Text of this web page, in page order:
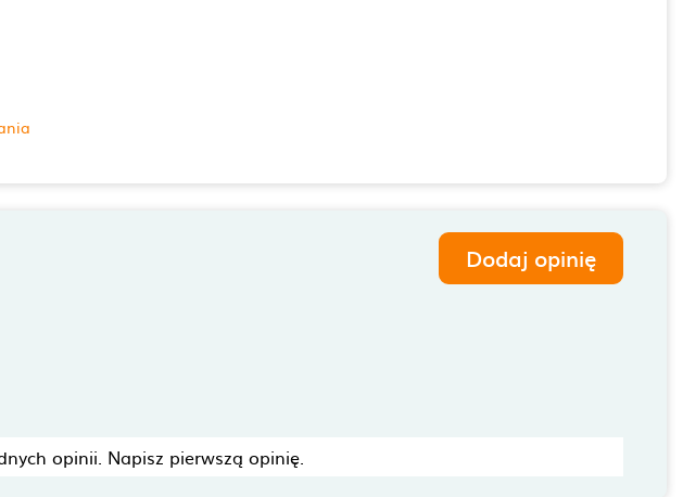
Dodaj opinię
opinii. Napisz pierwszą opinię.